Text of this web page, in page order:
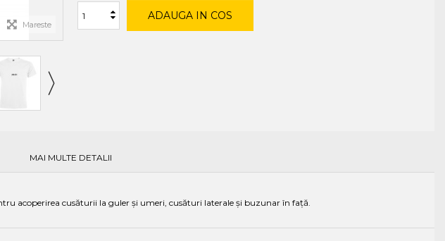
Mareste
ADAUGA IN COS
MAI MULTE DETALII
acoperirea cusăturii la guler și umeri, cusături laterale și buzunar în față.